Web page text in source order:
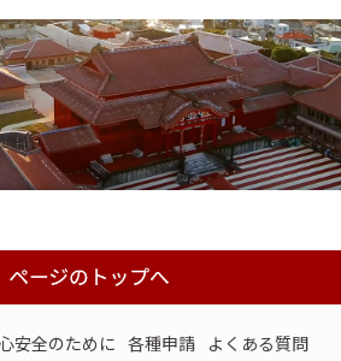
安全のために 各種申請 よくある質問